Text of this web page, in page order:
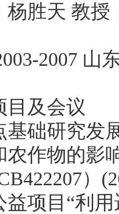
杨胜天 教授
2007 山
目及会议
基础研究发
农作物的影
）
项目 “利用